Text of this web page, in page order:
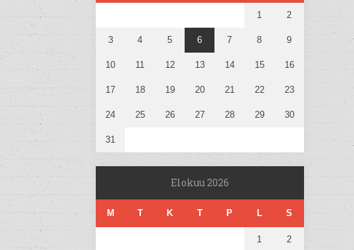
1 2
3 4 5 6 7 8 9
10 11 12 13 14 15 16
17 18 19 20 21 22 23
24 25 26 27 28 29 30
31
Elokuu 2026
M T K T P L S
1 2